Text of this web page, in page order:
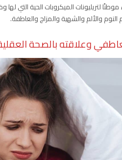
موطنًا لتريليونات الميكروبات الحية التي
النوم والألم والشهية والمزاج والعاطفة.
وعلاقته بالصحة